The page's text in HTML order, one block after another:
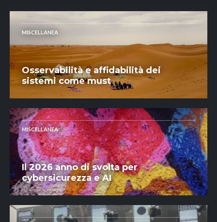
MISCELLANEA
Osservabilità e affidabilità dei
sistemi come must
MISCELLANEA
Il 2026 anno di svolta per
cybersicurezza e AI